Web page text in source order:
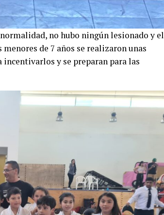
no hubo ningún lesionado y el
de 7 años se realizaron unas
y se preparan para las